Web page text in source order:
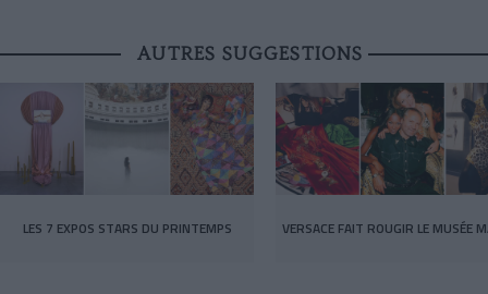
AUTRES SUGGESTIONS
LES 7 EXPOS STARS DU PRINTEMPS VERSACE FAIT ROUGIR LE MUSÉE